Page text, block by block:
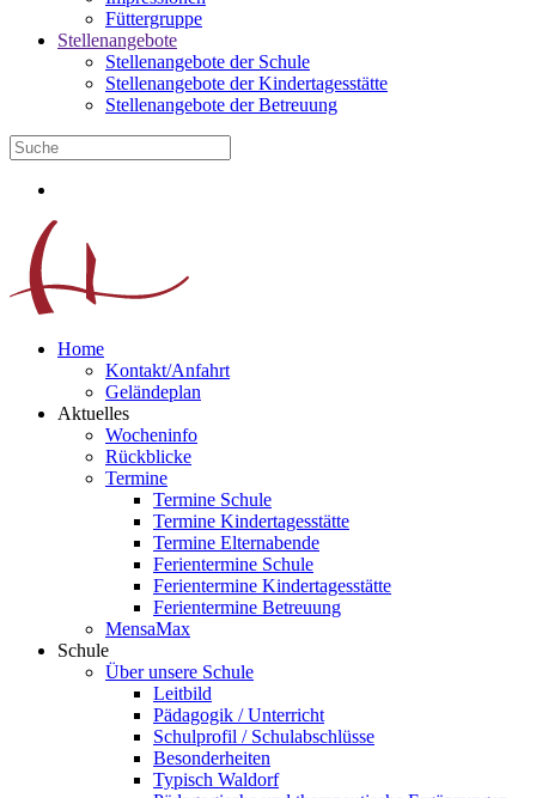
Füttergruppe
Stellenangebote
Stellenangebote der Schule
Stellenangebote der Kindertagesstätte
Stellenangebote der Betreuung
Home
Kontakt/Anfahrt
Geländeplan
Aktuelles
Wocheninfo
Rückblicke
Termine
Termine Schule
Termine Kindertagesstätte
Termine Elternabende
Ferientermine Schule
Ferientermine Kindertagesstätte
Ferientermine Betreuung
MensaMax
Schule
Über unsere Schule
Leitbild
Pädagogik / Unterricht
Schulprofil / Schulabschlüsse
Besonderheiten
Typisch Waldorf